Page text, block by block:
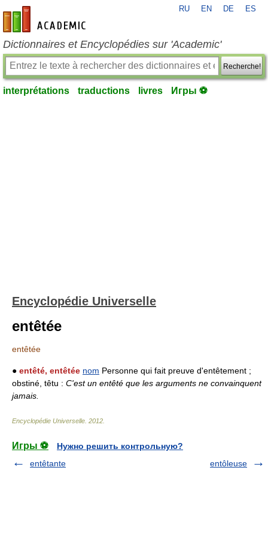
fr-academic.com
RU EN DE ES
Dictionnaires et Encyclopédies sur 'Academic'
Recherche!
interprétations traductions livres Игры ⚽
Encyclopédie Universelle
entêtée
entêtée
● entêté, entêtée nom Personne qui fait preuve d'entêtement ;
obstiné, têtu : C'est un entêté que les arguments ne convainquent
jamais.
Encyclopédie Universelle 2012
Игры ⚽
Нужно решить контрольную?
entêtante
entôleuse